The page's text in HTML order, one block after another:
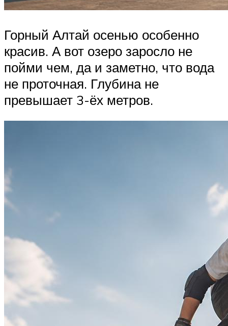
Горный Алтай осенью особенно
красив. А вот озеро заросло не
пойми чем, да и заметно, что вода
не проточная. Глубина не
превышает 3-ёх метров.